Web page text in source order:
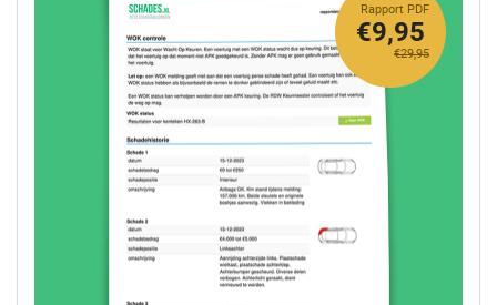
Rapport PDF
€29,95
€9,95